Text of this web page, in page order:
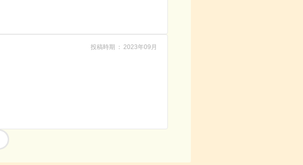
投稿時期 2023年09月